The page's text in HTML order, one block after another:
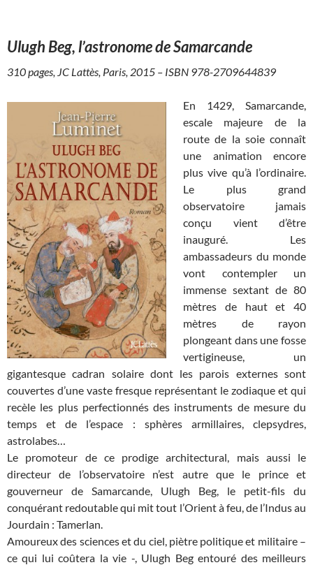
Ulugh Beg, l’astronome de Samarcande
310 pages, JC Lattès, Paris, 2015 – ISBN 978-2709644839
En 1429, Samarcande,
escale majeure de la
route de la soie connaît
une animation encore
plus vive qu’à l’ordinaire.
Le plus grand
observatoire jamais
conçu vient d’être
inauguré. Les
ambassadeurs du monde
vont contempler un
immense sextant de 80
mètres de haut et 40
mètres de rayon
plongeant dans une fosse
vertigineuse, un
gigantesque cadran solaire dont les parois externes sont
couvertes d’une vaste fresque représentant le zodiaque et qui
recèle les plus perfectionnés des instruments de mesure du
temps et de l’espace : sphères armillaires, clepsydres,
astrolabes…
Le promoteur de ce prodige architectural, mais aussi le
directeur de l’observatoire n’est autre que le prince et
gouverneur de Samarcande, Ulugh Beg, le petit-fils du
conquérant redoutable qui mit tout l’Orient à feu, de l’Indus au
Jourdain : Tamerlan.
Amoureux des sciences et du ciel, piètre politique et militaire –
ce qui lui coûtera la vie -, Ulugh Beg entouré des meilleurs